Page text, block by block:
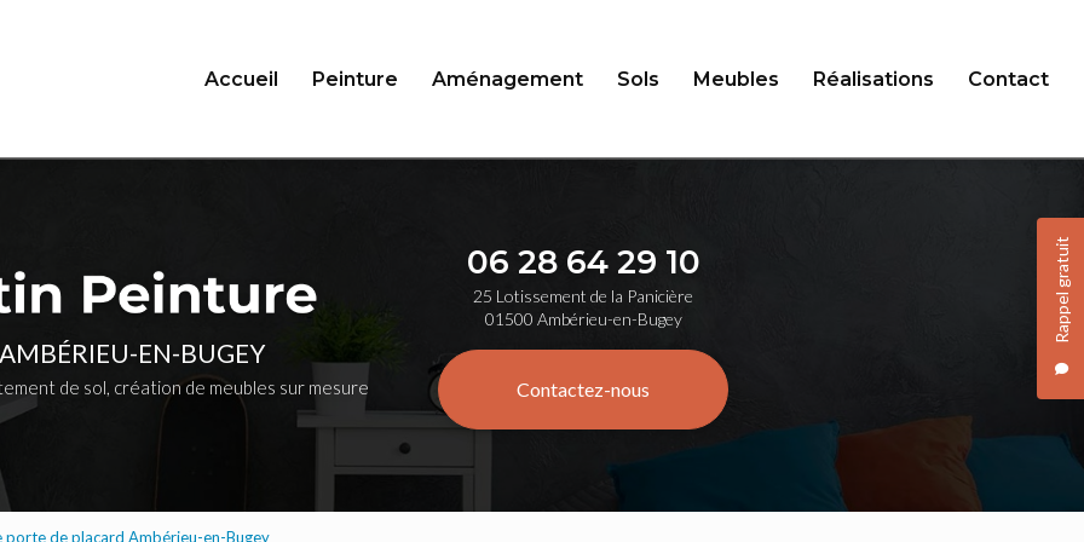
Rappel gratuit
Accueil Peinture Aménagement Sols Meubles Réalisations Contact
EN-BUGEY
de sol, création de meubles sur mesure
06 28 64 29 10
25 Lotissement de la Panicière
01500 Ambérieu-en-Bugey
Contactez-nous
porte de placard Ambérieu-en-Bugey